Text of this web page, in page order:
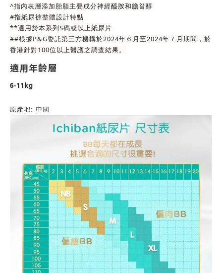
^指內表層添加胎脂主要成分神經醯胺和膽甾醇
#指紙尿褲整體設計特點
**適用於本系列S碼或以上紙尿片
##根據P&G委託第三方機構於2024年６月至2024年７月期間，於
香港針對100位以上醫護之調查結果。
適用年齡層
6-11kg
原產地: 中國